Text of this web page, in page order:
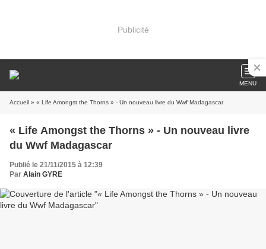
Publicité
MENU
Accueil » « Life Amongst the Thorns » - Un nouveau livre du Wwf Madagascar
« Life Amongst the Thorns » - Un nouveau livre
du Wwf Madagascar
Publié le 21/11/2015 à 12:39
Par Alain GYRE